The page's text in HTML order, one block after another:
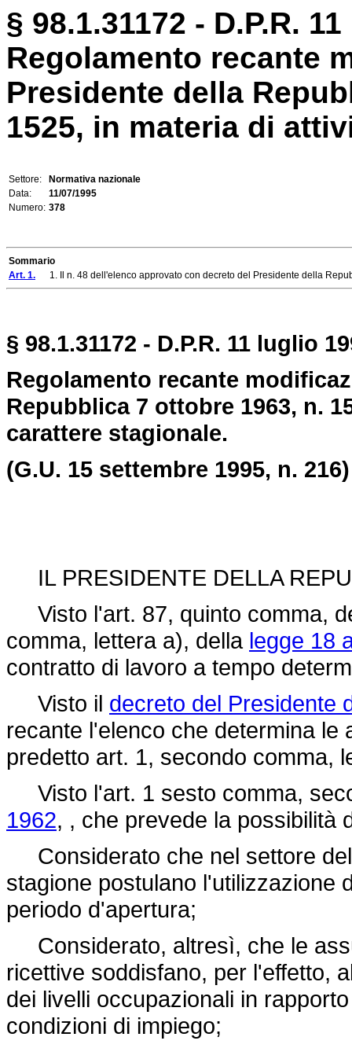
§ 98.1.31172 - D.P.R.
Regolamento recante
Presidente della
1525, in materia di
Settore:
Normativa nazionale
Data:
11/07/1995
Numero: 378
Sommario
Art. 1. 1. Il n. 48 dell'elenco approvato con decreto del Presidente della
§ 98.1.31172 - D.P.R. 11 luglio
Regolamento recante
Repubblica 7 ottobre 1963, n.
carattere stagionale.
(G.U. 15 settembre 1995, n. 216)
IL PRESIDENTE DELLA
Visto l'art. 87, quinto comma,
comma, lettera a), della legge 18
contratto di lavoro a tempo
Visto il decreto del Presidente
recante l'elenco che determina le
predetto art. 1, secondo comma,
Visto l'art. 1 sesto comma,
1962, , che prevede la possibilità
Considerato che nel settore
stagione postulano l'utilizzazione
periodo d'apertura;
Considerato, altresì, che le
ricettive soddisfano, per l'effetto,
dei livelli occupazionali in
condizioni di impiego;